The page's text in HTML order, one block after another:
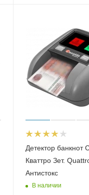
Детектор банкнот
Кваттро Зет.
Антистокс
В наличии